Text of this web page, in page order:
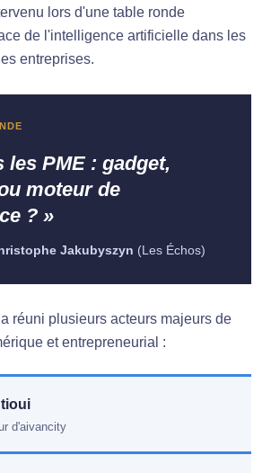
lors d'une table ronde
de l'intelligence artificielle dans les
entreprises.
les PME : gadget,
moteur de
? »
Jakubyszyn (Les Échos)
réuni plusieurs acteurs majeurs de
et entrepreneurial :
d'aivancity